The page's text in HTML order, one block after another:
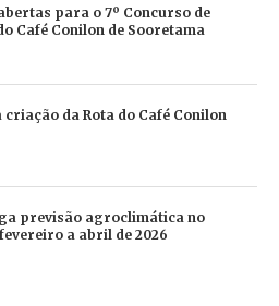
para o 7º Concurso de
Café Conilon de Sooretama
criação da Rota do Café Conilon
previsão agroclimática no
a abril de 2026